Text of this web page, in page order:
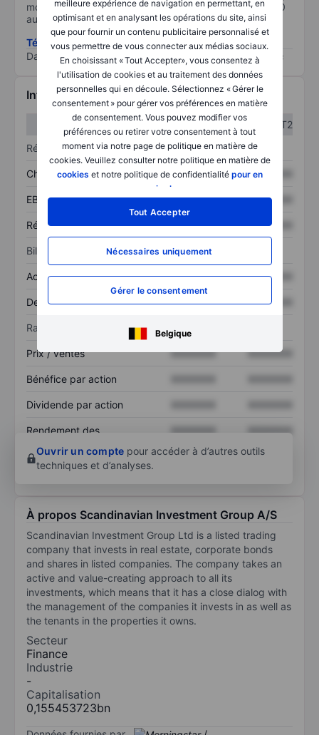
meilleure expérience de navigation en permettant, en
optimisant et en analysant les opérations du site, ainsi
que pour fournir un contenu publicitaire personnalisé et
vous permettre de vous connecter aux médias sociaux.
En choisissant « Tout Accepter», vous consentez à
l'utilisation de cookies et au traitement des données
personnelles qui en découle. Sélectionnez « Gérer le
consentement » pour gérer vos préférences en matière
de consentement. Vous pouvez modifier vos
préférences ou retirer votre consentement à tout
moment via notre page de politique en matière de
cookies. Veuillez consulter notre politique en matière de
cookies et notre politique de confidentialité pour en
savoir plus
Tout Accepter
Nécessaires uniquement
Gérer le consentement
Belgique
moins il est important (0 équivaut à aucun risque et 100
au risque le plus élevé).
Télécharger la méthodologie ESG (en anglais)
Data provided by
/
Informations financières
T1
T2
Résultats
Chiffre d’affaires XXXXXXX XXXXXXX
EBITDA XXXXXXX XXXXXXX
Résultat net XXXXXXX XXXXXXX
Bilan
Actif total XXXXXXX XXXXXXX
Dette totale XXXXXXX XXXXXXX
Ratios
Prix / ventes XXXXXXX XXXXXXX
Bénéfice par action
Dividende par action
Rendement des
XXXXXXX
XXXXXXX
Ouvrir un compte pour accéder à d’autres outils
techniques et d’analyses.
À propos Scandinavian Investment Group A/S
Scandinavian Investment Group Ltd is a listed trading
company that invests in real estate, corporate bonds
and shares in listed companies. The company takes an
active and value-creating approach to all its
investments, which means that it has a close dialog with
the management of the companies it invests in as well as
the tenants in the properties it owns.
Secteur
Finance
Industrie
-
Capitalisation
0,155453723bn